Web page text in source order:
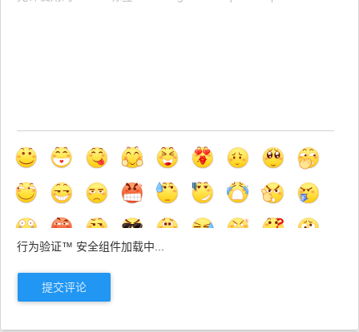
行为验证™ 安全组件加载中...
提交评论